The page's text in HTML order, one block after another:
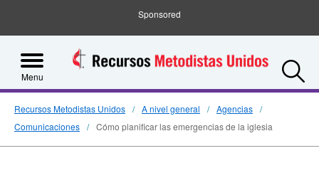
Sponsored
Menu
Recursos Metodistas Unidos A nivel general
Agencias
Comunicaciones
Cómo planificar las emergencias de la iglesia